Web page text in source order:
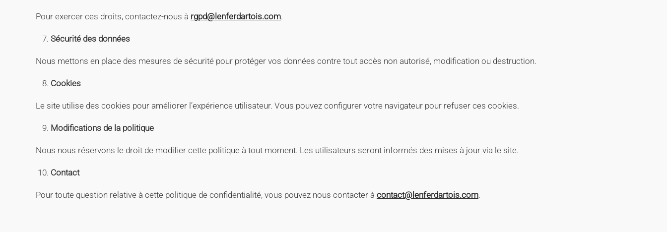
Pour exercer ces droits, contactez-nous à rgpd@lenferdartois.com.
Sécurité des données
Nous mettons en place des mesures de sécurité pour protéger vos données contre tout accès non autorisé, modification ou destruction.
Cookies
Le site utilise des cookies pour améliorer l’expérience utilisateur. Vous pouvez configurer votre navigateur pour refuser ces cookies.
Modifications de la politique
Nous nous réservons le droit de modifier cette politique à tout moment. Les utilisateurs seront informés des mises à jour via le site.
Contact
Pour toute question relative à cette politique de confidentialité, vous pouvez nous contacter à contact@lenferdartois.com.